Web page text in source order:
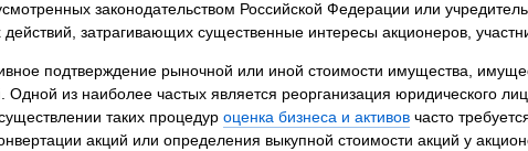
Психологическая экспертиза
Строительная экспертиза
Химическая экспертиза
Экспертиза давности создания документа
законодательством Российской Федерации или
затрагивающих существенные интересы акционеров,
подтверждение рыночной или иной стоимости имущества,
Одной из наиболее частых является реорганизация юридического
таких процедур оценка бизнеса и активов часто
акций или определения выкупной стоимости акций у